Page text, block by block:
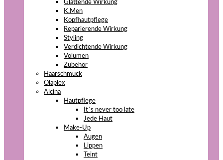
Glättende Wirkung
K.Men
Kopfhautpflege
Reparierende Wirkung
Styling
Verdichtende Wirkung
Volumen
Zubehör
Haarschmuck
Olaplex
Alcina
Hautpflege
It´s never too late
Jede Haut
Make-Up
Augen
Lippen
Teint